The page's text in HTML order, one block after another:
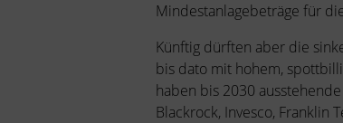
Mindestanlagebeträge für
Künftig dürften aber die
bis dato mit hohem,
haben bis 2030
Blackrock, Invesco, Franklin